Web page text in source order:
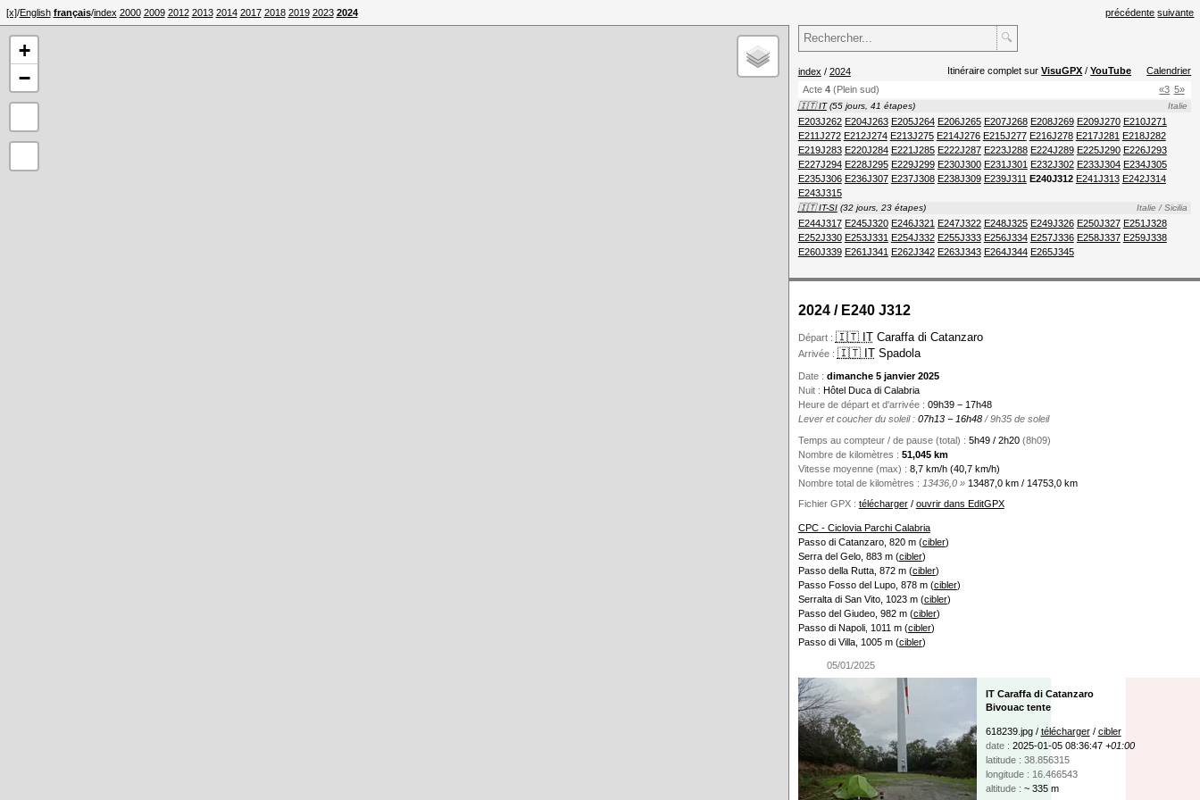
[x]/English français/index 2000 2009 2012 2013 2014 2017 2018 2019 2023 2024 précédente suivante
🔍
index / 2024 Itinéraire complet surVisuGPX /YouTube
Calendrier
5»
«3
Acte4 (Plein sud)
🇮🇹 IT Italie
(55 jours, 41 étapes)
E203J262 E204J263 E205J264 E206J265 E207J268 E208J269 E209J270 E210J271
E211J272 E212J274 E213J275 E214J276 E215J277 E216J278 E217J281
E218J282
E219J283 E220J284 E221J285 E222J287 E223J288 E224J289 E225J290 E226J293
E227J294 E228J295 E229J299 E230J300 E231J301 E232J302 E233J304 E234J305
E235J306 E236J307 E237J308 E238J309 E239J311 E240J312 E241J313 E242J314
E243J315
🇮🇹 IT-SI Italie / Sicilia
(32 jours, 23 étapes)
E244J317 E245J320 E246J321 E247J322 E248J325 E249J326 E250J327 E251J328
E252J330 E253J331 E254J332 E255J333 E256J334 E257J336 E258J337 E259J338
E260J339 E261J341 E262J342 E263J343 E264J344 E265J345
2024 / E240 J312
Départ : 🇮🇹 ITCaraffa di Catanzaro
Arrivée : 🇮🇹 ITSpadola
Date : dimanche 5 janvier 2025
Nuit : Hôtel Duca di Calabria
Heure de départ et d'arrivée : 09h39 − 17h48
Lever et coucher du soleil :07h13 − 16h48 / 9h35 de soleil
Temps au compteur / de pause (total) : 5h49 / 2h20 (8h09)
Nombre de kilomètres : 51,045 km
Vitesse moyenne (max) : 8,7 km/h (40,7 km/h)
Nombre total de kilomètres : 13436,0 »13487,0 km / 14753,0 km
Fichier GPX : télécharger/ ouvrir dans EditGPX
CPC - Ciclovia Parchi Calabria
Passo di Catanzaro, 820 m (cibler)
Serra del Gelo, 883 m (cibler)
Passo della Rutta, 872 m (cibler)
Passo Fosso del Lupo, 878 m (cibler)
Serralta di San Vito, 1023 m (cibler)
Passo del Giudeo, 982 m (cibler)
Passo di Napoli, 1011 m (cibler)
Passo di Villa, 1005 m (cibler)
05/01/2025
IT Caraffa di Catanzaro
Bivouac tente
618239.jpg / télécharger / cibler
date : 2025-01-05 08:36:47 +01:00
latitude : 38.856315
longitude : 16.466543
altitude : ~ 335 m
+
−